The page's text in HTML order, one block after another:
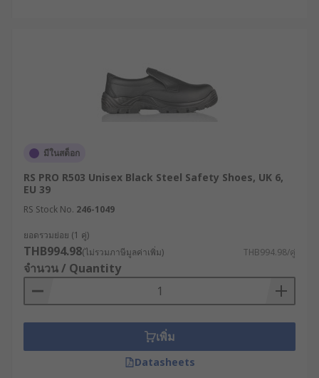
มีในสต็อก
RS PRO R503 Unisex Black Steel Safety Shoes, UK 6,
EU 39
RS Stock No. 246-1049
ยอดรวมย่อย (1 คู่)
THB994.98(ไม่รวมภาษีมูลค่าเพิ่ม) THB994.98/คู่
จำนวน / Quantity
เพิ่ม
Datasheets